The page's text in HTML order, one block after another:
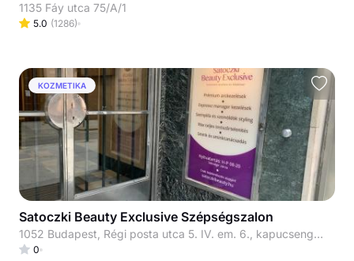
1135 Fáy utca 75/A/1
5.0 (1286)
KOZMETIKA
Satoczki Beauty Exclusive Szépségszalon
1052 Budapest, Régi posta utca 5. IV. em. 6., kapucsengő: 33
0